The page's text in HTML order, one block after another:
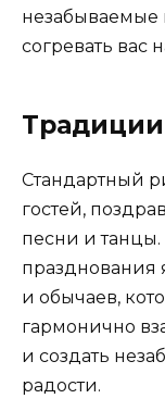
незабываемые
согревать вас
Стандартный
гостей,
песни и
празднования
и обычаев,
гармонично
и создать
радости.